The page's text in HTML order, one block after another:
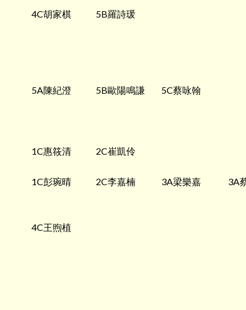
4C胡家棋 5B羅詩瑗
5A陳紀澄 5B歐陽鳴謙 5C蔡咏翰
1C惠筱清 2C崔凱伶
1C彭琬晴 2C李嘉楠 3A梁樂嘉 3A
4C王煦植